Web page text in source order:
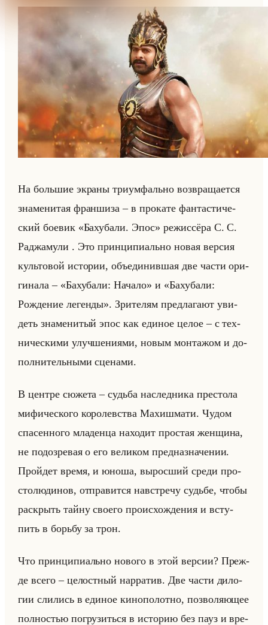
На большие экра­ны три­ум­фально воз­вра­ща­ет­ся
зна­ме­ни­тая фран­ши­за – в про­ка­те фан­та­сти­че­
ский бо­евик «Бахубали. Эпос» ре­жис­сё­ра С. С.
Ра­джа­му­ли . Это прин­ци­пи­ально новая вер­сия
культо­вой ис­то­рии, объеди­нив­шая две части ори­
ги­на­ла – «Бахубали: Начало» и «Бахубали:
Рождение легенды». Зри­те­лям пред­ла­га­ют уви­
деть зна­ме­ни­тый эпос как еди­ное целое – с тех­
ни­че­ски­ми улуч­ше­ни­ями, новым мон­та­жом и до­
пол­ни­тельны­ми сце­на­ми.
В цен­тре сю­же­та – судьба на­след­ни­ка пре­сто­ла
ми­фи­че­ско­го ко­ро­лев­ства Ма­хиш­ма­ти. Чудом
спа­сен­но­го мла­ден­ца на­хо­дит про­стая жен­щи­на,
не по­до­зре­вая о его ве­ли­ком пред­на­зна­че­нии.
Пройдет время, и юноша, вы­рос­ший среди про­
сто­лю­ди­нов, от­пра­вит­ся на­встречу судьбе, чтобы
рас­крыть тайну сво­его про­ис­хож­де­ния и всту­
пить в борьбу за трон.
Что прин­ци­пи­ально но­во­го в этой вер­сии? Преж­
де всего – це­лост­ный нар­ра­тив. Две части ди­ло­
гии сли­лись в еди­ное ки­но­по­лот­но, поз­во­ля­ющее
пол­но­стью по­гру­зиться в ис­то­рию без пауз и вре­